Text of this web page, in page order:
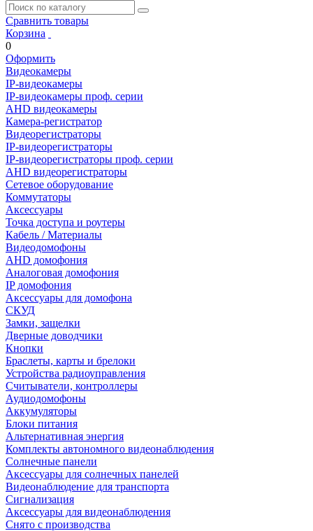
Сравнить товары
Корзина
0
Оформить
Видеокамеры
IP-видеокамеры
IP-видеокамеры проф. серии
AHD видеокамеры
Камера-регистратор
Видеорегистраторы
IP-видеорегистраторы
IP-видеорегистраторы проф. серии
AHD видеорегистраторы
Сетевое оборудование
Коммутаторы
Аксессуары
Точка доступа и роутеры
Кабель / Материалы
Видеодомофоны
AHD домофония
Аналоговая домофония
IP домофония
Аксессуары для домофона
СКУД
Замки, защелки
Дверные доводчики
Кнопки
Браслеты, карты и брелоки
Устройства радиоуправления
Считыватели, контроллеры
Аудиодомофоны
Аккумуляторы
Блоки питания
Альтернативная энергия
Комплекты автономного видеонаблюдения
Солнечные панели
Аксессуары для солнечных панелей
Видеонаблюдение для транспорта
Сигнализация
Аксессуары для видеонаблюдения
Снято с производства